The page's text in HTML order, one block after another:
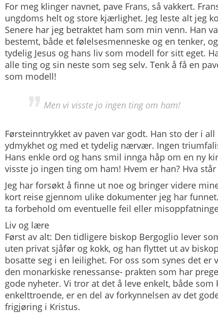
For meg klinger navnet, pave Frans, så vakkert.
ungdoms helt og store kjærlighet. Jeg leste alt jeg
Senere har jeg betraktet ham som min venn. Han
bestemt, både et følelsesmenneske og en tenker,
tydelig Jesus og hans liv som modell for sitt eget.
alle ting og sin neste som seg selv. Tenk å få en
som modell!
Men vi visste jo ingen ting om ham!
Førsteinntrykket av paven var godt. Han sto der i
ydmykhet og med et tydelig nærvær. Ingen
Hans enkle ord og hans smil innga håp om en ny
visste jo ingen ting om ham! Hvem er han? Hva
Jeg har forsøkt å finne ut noe og bringer videre
kort reise gjennom ulike dokumenter jeg har
ta forbehold om eventuelle feil eller
Liv og lære
Først av alt: Den tidligere biskop Bergoglio lever
uten privat sjåfør og kokk, og han flyttet ut av
bosatte seg i en leilighet. For oss som synes det er
den monarkiske renessanse- prakten som har
gode nyheter. Vi tror at det å leve enkelt, både som
enkelttroende, er en del av forkynnelsen av det
frigjøring i Kristus.